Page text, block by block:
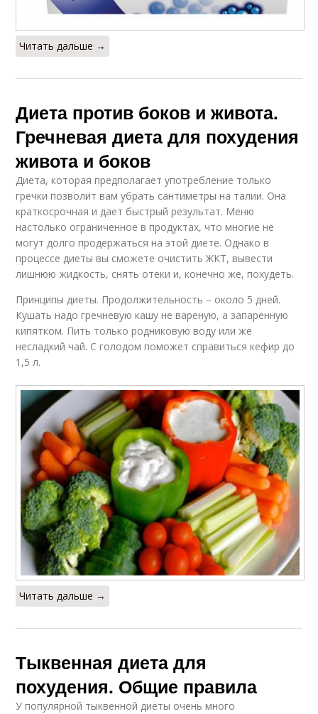
Читать дальше →
Диета против боков и живота.
Гречневая диета для похудения
живота и боков
Диета, которая предполагает употребление только
гречки позволит вам убрать сантиметры на талии. Она
краткосрочная и дает быстрый результат. Меню
настолько ограниченное в продуктах, что многие не
могут долго продержаться на этой диете. Однако в
процессе диеты вы сможете очистить ЖКТ, вывести
лишнюю жидкость, снять отеки и, конечно же, похудеть.
Принципы диеты. Продолжительность – около 5 дней.
Кушать надо гречневую кашу не вареную, а запаренную
кипятком. Пить только родниковую воду или же
несладкий чай. С голодом поможет справиться кефир до
1,5 л.
Читать дальше →
Тыквенная диета для
похудения. Общие правила
У популярной тыквенной диеты очень много